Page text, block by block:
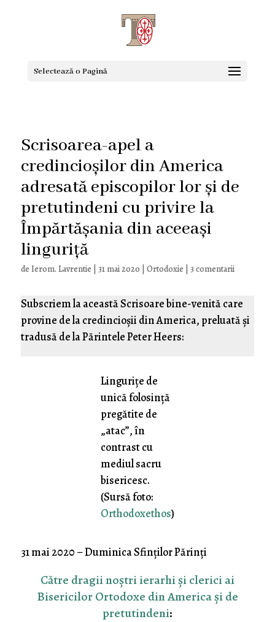
Selectează o Pagină
Scrisoarea-apel a
credincioșilor din America
adresată episcopilor lor și de
pretutindeni cu privire la
Împărtășania din aceeași
linguriță
de Ierom. Lavrentie 31 mai 2020 Ortodoxie 3 comentarii
Subscriem la această Scrisoare bine-venită care
provine de la credincioșii din America, preluată și
tradusă de la Părintele Peter Heers:
Lingurițe de
unică folosință
pregătite de
„atac”, în
contrast cu
mediul sacru
bisericesc.
(Sursă foto:
Orthodoxethos)
31 mai 2020 – Duminica Sfinților Părinți
Către dragii noștri ierarhi și clerici ai
Bisericilor Ortodoxe din America și de
pretutindeni: